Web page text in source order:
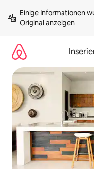
Inhalten
springenOriginal anzeigen